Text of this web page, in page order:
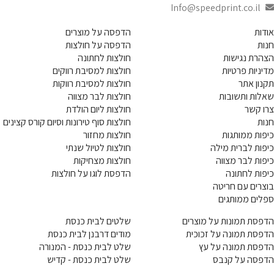
Info@speedprint.co.il
אודות
חנות
הצהרת נגישות
מדיניות פרטיות
תקנון אתר
שאלות ותשובות
צרו קשר
חנות
כיפות ממותגות
כיפות לברית מילה
כיפות לבר מצווה
כיפות לחתונה
בוצרים עם חריטה
ספלים ממותגים
הדפסה על מוצרים
הדפסה על חולצות
חולצות לחתונה
חולצות למסיבת רווקים
חולצות למסיבת רווקות
חולצות לבר מצווה
חולצות ליום הולדת
חולצות סוף טירונות וסיום קורס קצינים
חולצות מחזור
חולצות לטיול שנתי
חולצות מצחיקות
הדפסת לוגו על חולצות
הדפסת תמונות על מוצרים
הדפסת תמונה על זכוכית
הדפסת תמונה על עץ
הדפסה על קנבס
שלטים לבית כנסת
מודים דרבנן לבית כנסת
שלט לבית כנסת - המנורה
שלט לבית כנסת - קדיש